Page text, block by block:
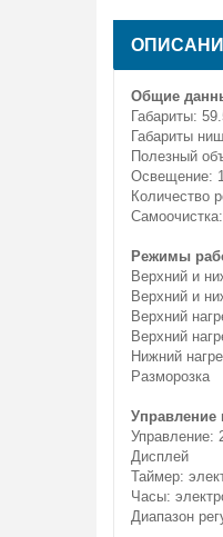
Общие
Габариты:
Габариты
Полезный
Освещение:
Количество
Режимы
Верхний и
Верхний и
Верхний
Верхний
Нижний
Разморозка
Управление
Управление:
Дисплей
Таймер:
Часы:
Диапазон